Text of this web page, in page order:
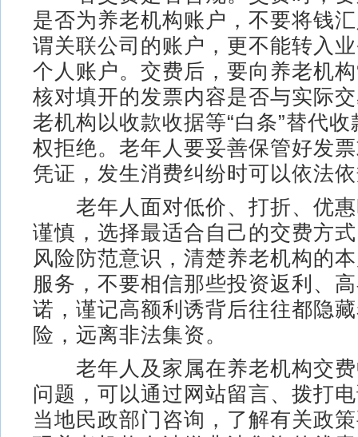
是否为养老机构账户，不要将钱
谓关联公司的账户，更不能转入
个人账户。交费后，要向养老机
核对填开的发票内容是否与实际
老机构以收款收据等“白条”替代
权拒绝。老年人要妥善保管好发
凭证，发生消费纠纷时可以依法
老年人面对低价、打折、优惠
谨慎，选择最适合自己的交费方
风险防范意识，清楚养老机构的
服务，不要相信那些投资返利、
诺，谨记高额利诱背后往往都隐
险，远离非法集资。
老年人及家属在养老机构交费
问题，可以通过网站留言、拨打
当地民政部门咨询，了解有关政